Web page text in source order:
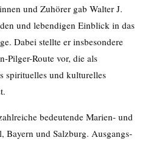
und Zuhörer gab Walter J.
und lebendigen Einblick in das
Dabei stellte er insbesondere
Pilger-Route vor, die als
spirituelles und kulturelles
bedeutende Marien- und
Bayern und Salzburg. Ausgangs-